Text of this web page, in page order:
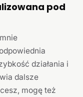
pod
działania i
dalsze
mogę też